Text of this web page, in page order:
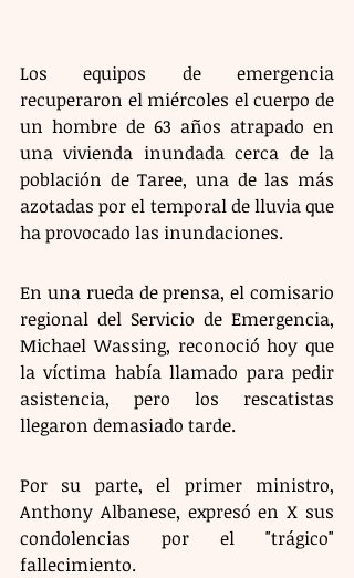
Los equipos de emergencia
recuperaron el miércoles el cuerpo de
un hombre de 63 años atrapado en
una vivienda inundada cerca de la
población de Taree, una de las más
azotadas por el temporal de lluvia que
ha provocado las inundaciones.
En una rueda de prensa, el comisario
regional del Servicio de Emergencia,
Michael Wassing, reconoció hoy que
la víctima había llamado para pedir
asistencia, pero los rescatistas
llegaron demasiado tarde.
Por su parte, el primer ministro,
Anthony Albanese, expresó en X sus
condolencias por el "trágico"
fallecimiento.